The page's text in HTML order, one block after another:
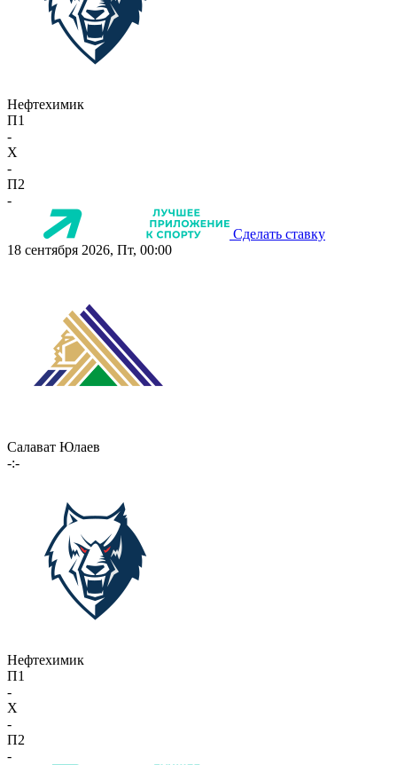
Нефтехимик
П1
-
X
-
П2
-
Сделать ставку
18 сентября 2026, Пт, 00:00
Салават Юлаев
-:-
Нефтехимик
П1
-
X
-
П2
-